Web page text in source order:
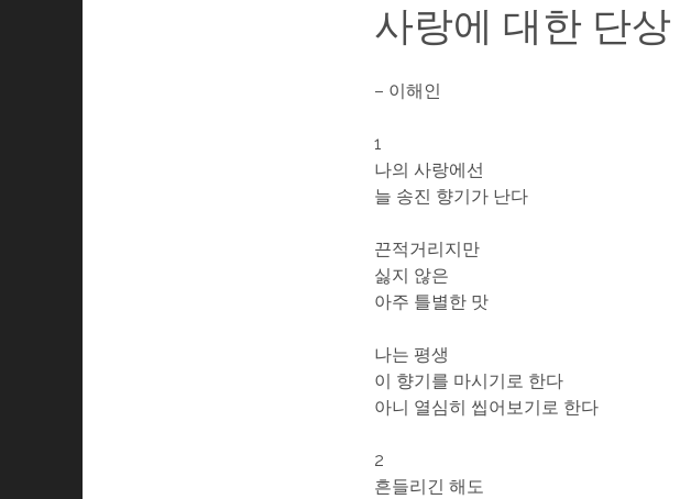
사랑에 대한 단상
– 이해인
1
나의 사랑에선
늘 송진 향기가 난다
끈적거리지만
싫지 않은
아주 틀별한 맛
나는 평생
이 향기를 마시기로 한다
아니 열심히 씹어보기로 한다
2
흔들리긴 해도